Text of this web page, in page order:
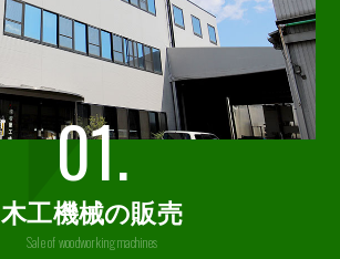
01.
木工機械の販売
Sale of woodworking machines